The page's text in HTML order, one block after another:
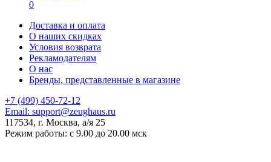
0
Доставка и оплата
О наших скидках
Условия возврата
Рекламодателям
О нас
Бренды, представленные в магазине
+7 (499) 450-72-12
Email: support@zeughaus.ru
117534, г. Москва, а/я 25
Режим работы: с 9.00 до 20.00 мск